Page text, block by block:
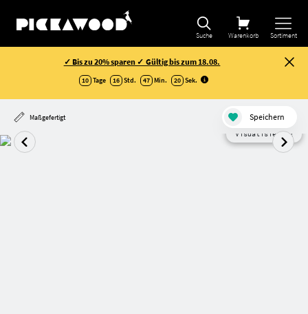
Suche Warenkorb Sortiment
✓ Bis zu 20% sparen ✓ Gültig bis zum 18.08.
10 Tage 16 Std. 47 Min. 19 Sek.
Maßgefertigt Speichern
Visualisierung